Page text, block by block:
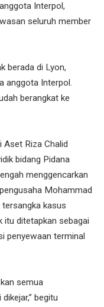
Interpol,
seluruh member
berada di Lyon,
anggota Interpol.
berangkat ke
Aset Riza Chalid
bidang Pidana
menggencarkan
Mohammad
kasus
itu ditetapkan sebagai
penyewaan terminal
semua
begitu